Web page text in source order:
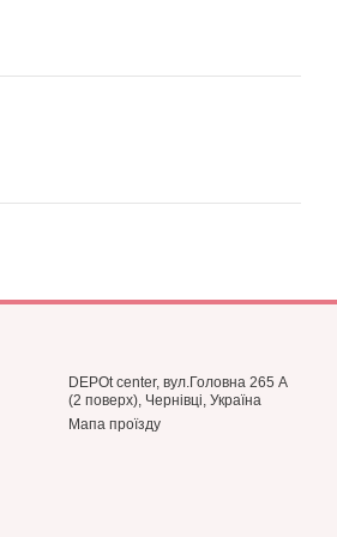
DEPOt center, вул.Головна 265 А
(2 поверх), Чернівці, Україна
Мапа проїзду